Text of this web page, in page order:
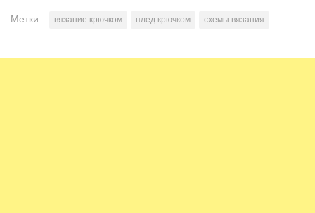
Метки: вязание крючком плед крючком схемы вязания